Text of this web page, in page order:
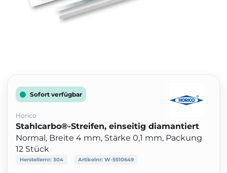
Sofort verfügbar
Horico
Stahlcarbo®-Streifen, einseitig diamantiert
Normal, Breite 4 mm, Stärke 0,1 mm, Packung
12 Stück
Herstellernr: 304 Artikelnr: W-5510649